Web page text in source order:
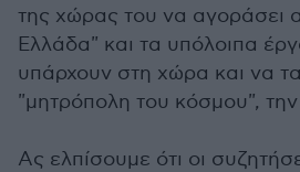
της χώρας του να αγοράσει
Ελλάδα" και τα υπόλοιπα
υπάρχουν στη χώρα και να
"μητρόπολη του κόσμου", την
Ας ελπίσουμε ότι οι